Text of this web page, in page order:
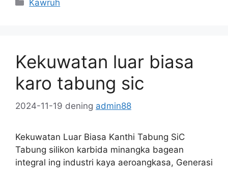
Kawruh
Kekuwatan luar biasa
karo tabung sic
2024-11-19 dening admin88
Kekuwatan Luar Biasa Kanthi Tabung SiC
Tabung silikon karbida minangka bagean
integral ing industri kaya aeroangkasa, Generasi